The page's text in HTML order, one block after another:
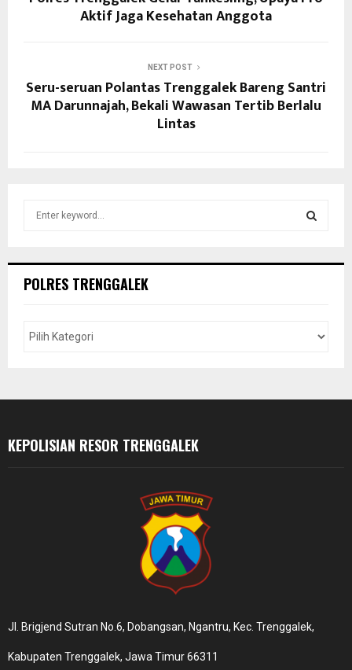
Aktif Jaga Kesehatan Anggota
NEXT POST
Seru-seruan Polantas Trenggalek Bareng Santri
MA Darunnajah, Bekali Wawasan Tertib Berlalu
Lintas
h
H
POLRES TRENGGALEK
KEPOLISIAN RESOR TRENGGALEK
Jl. Brigjend Sutran No.6, Dobangsan, Ngantru, Kec. Trenggalek,
Kabupaten Trenggalek, Jawa Timur 66311